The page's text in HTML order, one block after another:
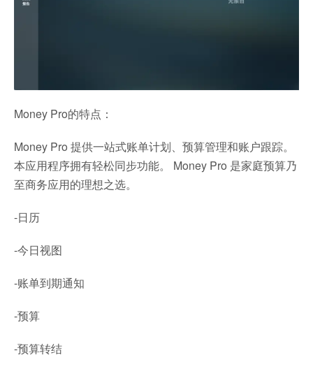
Money Pro的特点：
Money Pro 提供一站式账单计划、预算管理和账户跟踪。
本应用程序拥有轻松同步功能。 Money Pro 是家庭预算乃
至商务应用的理想之选。
-日历
-今日视图
-账单到期通知
-预算
-预算转结